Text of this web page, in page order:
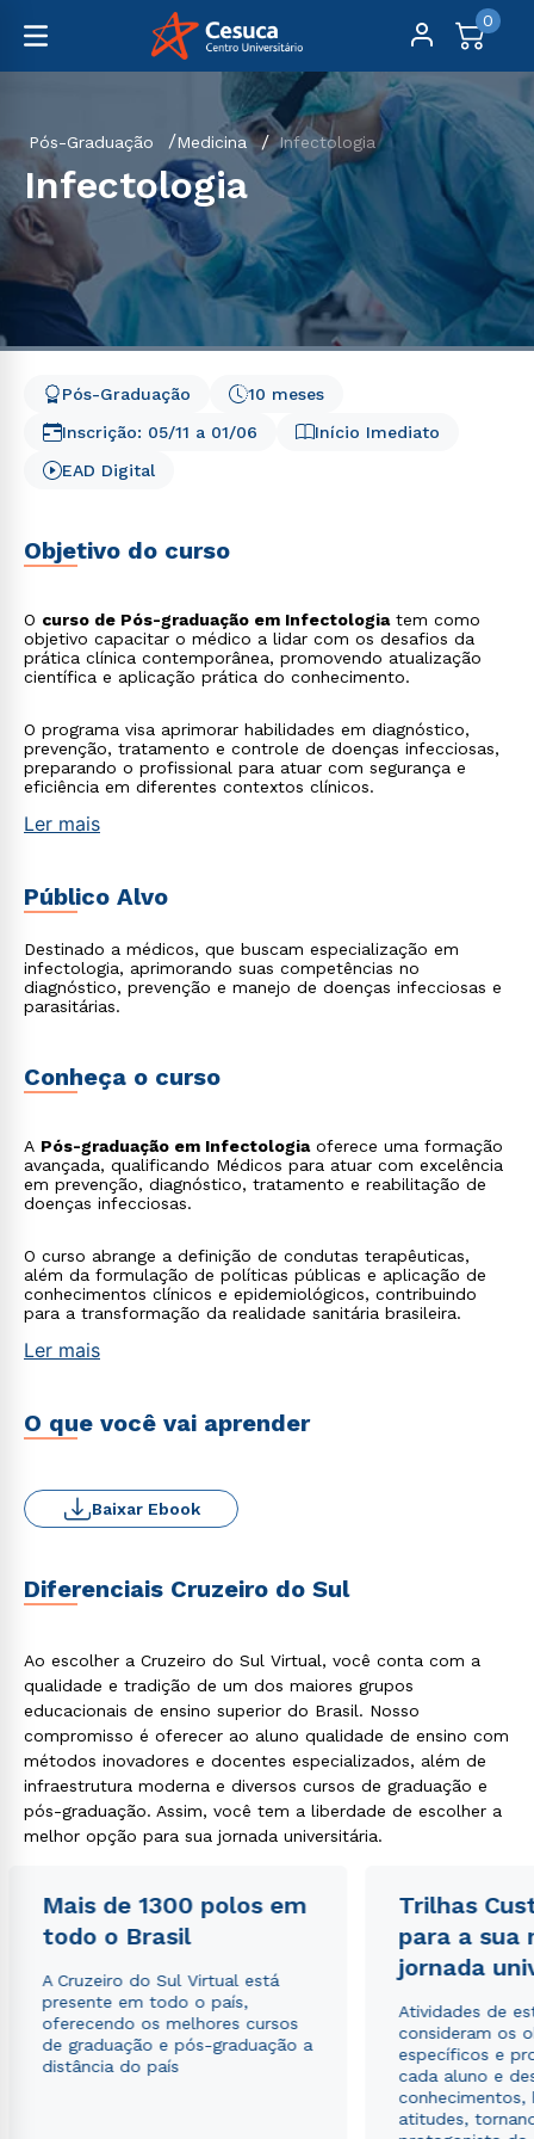
0
Pós-Graduação Medicina Infectologia
Infectologia
Início Imediato
10 meses
Pós-Graduação
EAD Digital
Inscrição: 05/11 a 01/06
Objetivo do curso
O curso de Pós-graduação em Infectologiatem como
objetivo capacitar o médico a lidar com os desafios da
prática clínica contemporânea, promovendo atualização
científica e aplicação prática do conhecimento.
O programa visa aprimorar habilidades em diagnóstico,
prevenção, tratamento e controle de doenças infecciosas,
preparando o profissional para atuar com segurança e
eficiência em diferentes contextos clínicos.
Ler mais
Público Alvo
Destinado a médicos, que buscam especialização em
infectologia, aprimorando suas competências no
diagnóstico, prevenção e manejo de doenças infecciosas e
parasitárias.
Conheça o curso
A Pós-graduação em Infectologiaoferece uma formação
avançada, qualificando Médicos para atuar com excelência
em prevenção, diagnóstico, tratamento e reabilitação de
doenças infecciosas.
O curso abrange a definição de condutas terapêuticas,
além da formulação de políticas públicas e aplicação de
conhecimentos clínicos e epidemiológicos, contribuindo
para a transformação da realidade sanitária brasileira.
Ler mais
O que você vai aprender
Baixar Ebook
Diferenciais Cruzeiro do Sul
Ao escolher a Cruzeiro do Sul Virtual, você conta com a
qualidade e tradição de um dos maiores grupos
educacionais de ensino superior do Brasil. Nosso
compromisso é oferecer ao aluno qualidade de ensino com
métodos inovadores e docentes especializados, além de
infraestrutura moderna e diversos cursos de graduação e
pós-graduação. Assim, você tem a liberdade de escolher a
melhor opção para sua jornada universitária.
Mais de 1300 polos em
todo o Brasil
A Cruzeiro do Sul Virtual está
presente em todo o país,
oferecendo os melhores cursos
de graduação e pós-graduação a
distância do país
Trilhas
para a sua
jornada
Atividades de
consideram os
específicos e
cada aluno e
conhecimentos,
atitudes,